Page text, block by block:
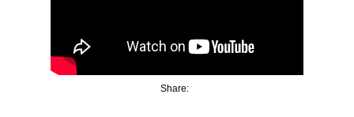
Share: